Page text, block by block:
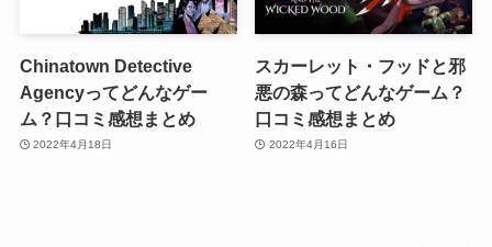
Chinatown Detective
Agencyってどんなゲー
ム？口コミ感想まとめ
2022年4月18日
スカーレット・フッドと邪
悪の森ってどんなゲーム？
口コミ感想まとめ
2022年4月16日